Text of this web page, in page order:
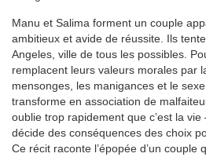
Manu et Salima forment un couple
ambitieux et avide de réussite. Ils
Angeles, ville de tous les possibles.
remplacent leurs valeurs morales par
mensonges, les manigances et le
transforme en association de
oublie trop rapidement que c’est la
décide des conséquences des choix
Ce récit raconte l’épopée d’un couple